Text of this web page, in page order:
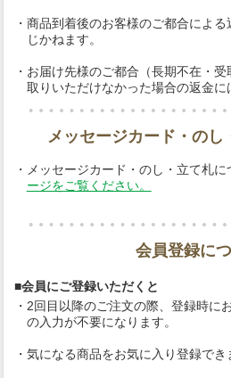
・商品到着後のお客様のご都合によ
じかねます。
・お届け先様のご都合（長期不在・
取りいただけなかった場合の返金に
メッセージカード・のし
・メッセージカード・のし・立て札
ージをご覧ください。
会員登録に
■会員にご登録いただくと
・2回目以降のご注文の際、登録時に
の入力が不要になります。
・気になる商品をお気に入り登録でき